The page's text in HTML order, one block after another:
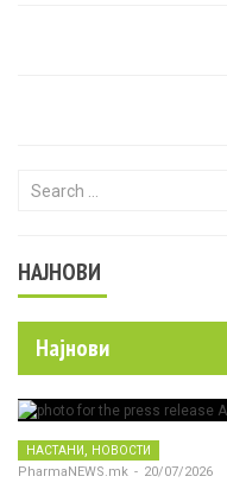
Search for:
НАЈНОВИ
Најнови
НАСТАНИ, НОВОСТИ
PharmaNEWS.mk - 20/07/2026